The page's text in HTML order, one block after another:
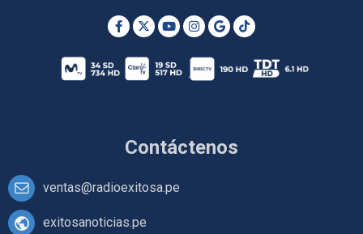
Contáctenos
ventas@radioexitosa.pe
exitosanoticias.pe